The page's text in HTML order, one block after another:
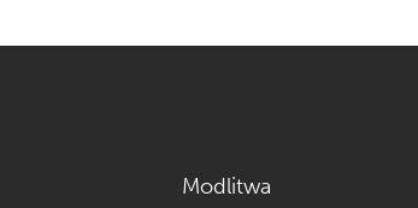
Modlitwa